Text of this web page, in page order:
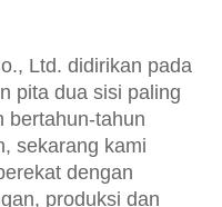
Ltd. didirikan pada
pita dua sisi paling
bertahun-tahun
sekarang kami
dengan
produksi dan